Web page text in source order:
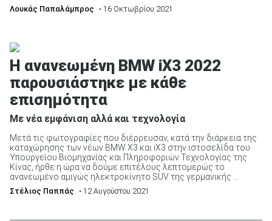
Λουκάς Παπαλάμπρος • 16 Οκτωβρίου 2021
Η ανανεωμένη BMW iX3 2022
παρουσιάστηκε με κάθε
επισημότητα
Με νέα εμφάνιση αλλά και τεχνολογία
Μετά τις φωτογραφίες που διέρρευσαν, κατά την διάρκεια της
καταχώρησης των νέων BMW X3 και iX3 στην ιστοσελίδα του
Υπουργείου Βιομηχανίας και Πληροφοριών Τεχνολογίας της
Κίνας, ήρθε η ώρα να δούμε επιτέλους λεπτομερώς το
ανανεωμένο αμιγώς ηλεκτροκίνητο SUV της γερμανικής ...
Στέλιος Παππάς • 12 Αυγούστου 2021